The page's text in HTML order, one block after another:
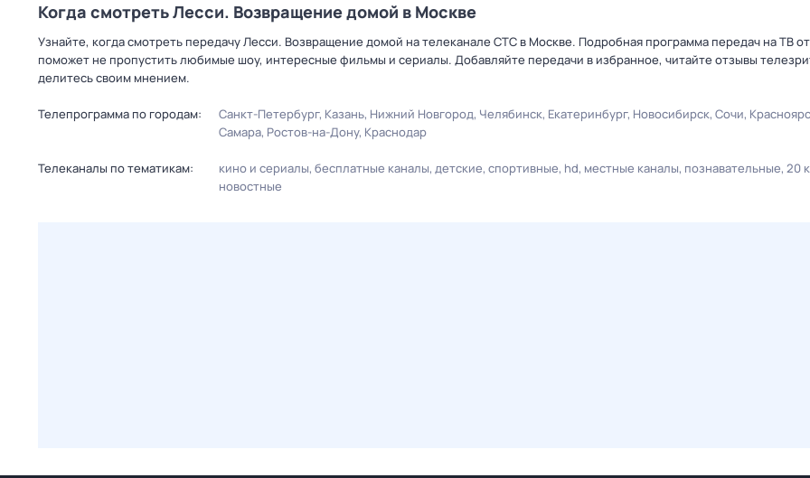
Когда смотреть Лесси. Возвращение домой в Москве
Узнайте, когда смотреть передачу Лесси. Возвращение домой на телеканале СТС в Москве. Подробная программа передач на ТВ
поможет не пропустить любимые шоу, интересные фильмы и сериалы. Добавляйте передачи в избранное, читайте отзывы
делитесь своим мнением.
Телепрограмма по городам: Санкт-Петербург Казань Нижний Новгород Челябинск Екатеринбург Новосибирск Сочи
Самара Ростов-на-Дону Краснодар
Телеканалы по тематикам: кино и сериалы бесплатные каналы детские спортивные hd местные каналы познавательные 20
новостные